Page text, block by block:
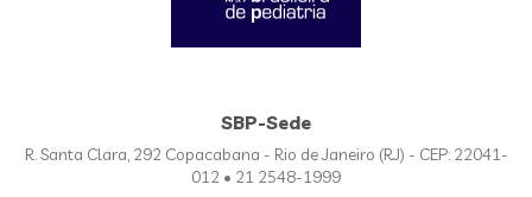
SBP-Sede
R. Santa Clara, 292 Copacabana - Rio de Janeiro (RJ) - CEP: 22041-
012 • 21 2548-1999